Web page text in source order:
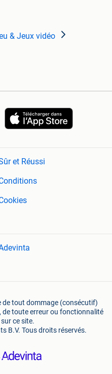
& Jeux vidéo
et Réussi
de tout dommage (consécutif)
de toute erreur ou fonctionnalité
ce site.
B.V. Tous droits réservés.